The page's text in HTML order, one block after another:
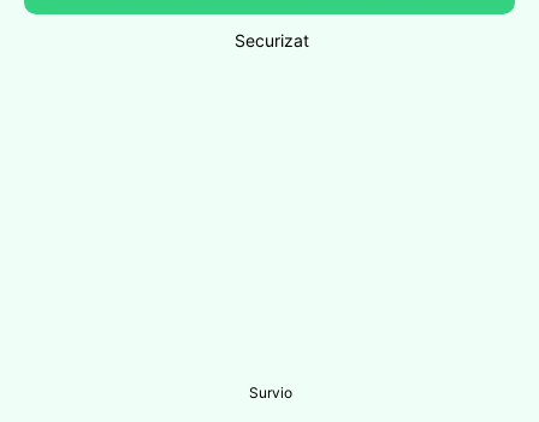
Securizat
Survio